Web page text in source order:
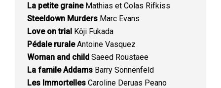
La petite graineMathias et Colas Rifkiss
Steeldown Murders Marc Evans
Love on trial Kôji Fukada
Pédale ruraleAntoine Vasquez
Woman and child Saeed Roustaee
La famile Addams Barry Sonnenfeld
Les Immortelles Caroline Deruas Peano